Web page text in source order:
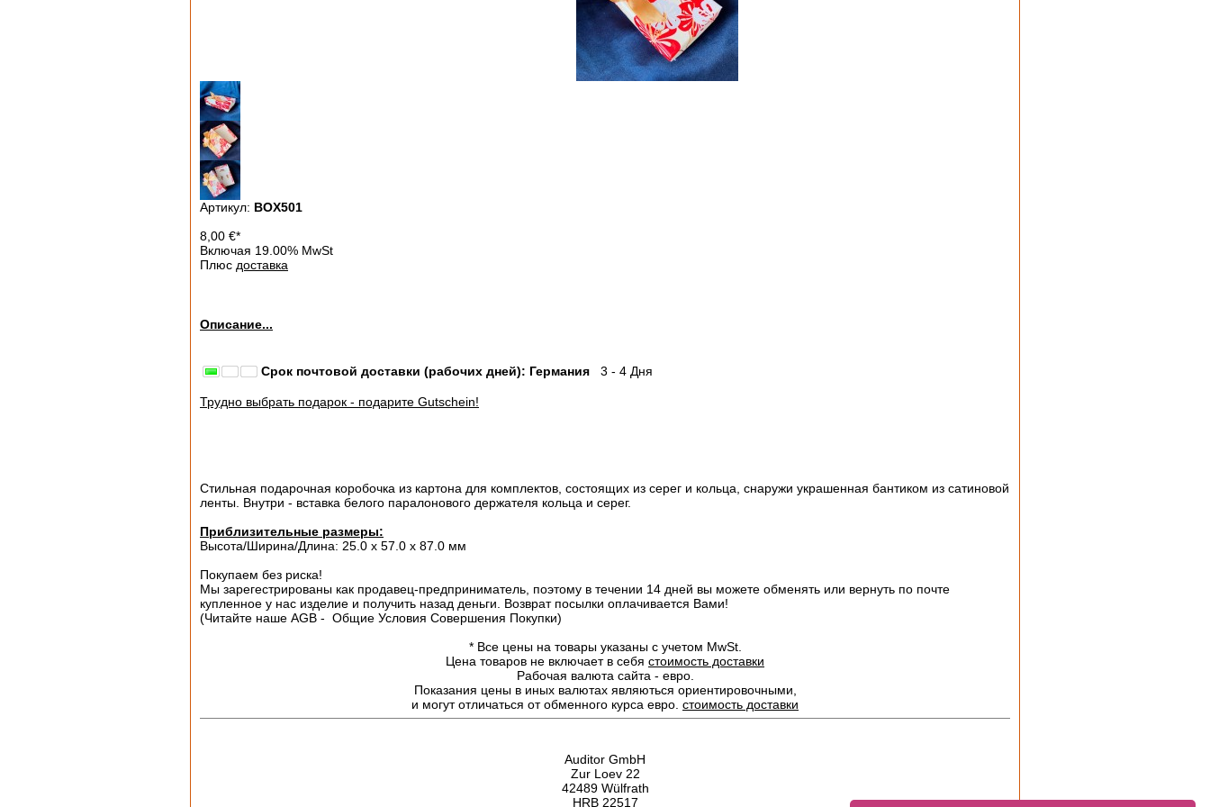
Артикул: BOX501
8,00 €*
Включая 19.00% MwSt
Плюс доставка
Описание...
Срок почтовой доставки (рабочих дней): Германия 3 - 4 Дня
Трудно выбрать подарок - подарите Gutschein!
Стильная подарочная коробочка из картона для комплектов, состоящих из серег и кольца, снаружи украшенная бантиком из сатиновой
ленты. Внутри - вставка белого паралонового держателя кольца и серег.
Приблизительные размеры:
Высота/Ширина/Длина: 25.0 х 57.0 х 87.0 мм
Покупаем без риска!
Мы зарегестрированы как продавец-предприниматель, поэтому в течении 14 дней вы можете обменять или вернуть по почте
купленное у нас изделие и получить назад деньги. Возврат посылки оплачивается Вами!
(Читайте наше AGB - Общие Условия Совершения Покупки)
*Все цены на товары указаны с учетом MwSt.
Цена товаров не включает в себя стоимость доставки
Рабочая валюта сайта - евро.
Показания цены в иных валютах являються ориентировочными,
и могут отличаться от обменного курса евро. стоимость доставки
Auditor GmbH
Zur Loev 22
42489 Wülfrath
HRB 22517